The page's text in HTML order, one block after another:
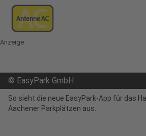
Anzeige
© EasyPark GmbH
So sieht die neue EasyPark-App für das
Aachener Parkplätzen aus.